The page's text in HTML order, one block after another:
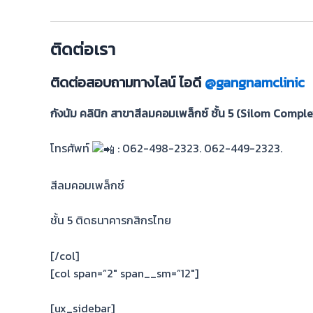
ติดต่อเรา
ติดต่อสอบถามทางไลน์ ไอดี @gangnamclinic
กังนัม คลินิก สาขาสีลมคอมเพล็กซ์ ชั้น 5 (Silom
โทรศัพท์ : 062-498-2323. 062-449-2323.
สีลมคอมเพล็กซ์
ชั้น 5 ติดธนาคารกสิกรไทย
[/col]
[col span=”2″ span__sm=”12″]
[ux_sidebar]